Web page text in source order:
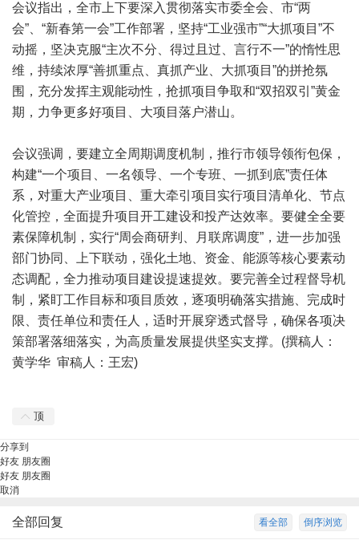
会议指出，全市上下要深入贯彻落实市委全会、市“两
会”、“新春第一会”工作部署，坚持“工业强市”“大抓项目”不
动摇，坚决克服“主次不分、得过且过、言行不一”的惰性思
维，持续浓厚“善抓重点、真抓产业、大抓项目”的拼抢氛
围，充分发挥主观能动性，抢抓项目争取和“双招双引”黄金
期，力争更多好项目、大项目落户潜山。
会议强调，要建立全周期调度机制，推行市领导领衔包保，
构建“一个项目、一名领导、一个专班、一抓到底”责任体
系，对重大产业项目、重大牵引项目实行项目清单化、节点
化管控，全面提升项目开工建设和投产达效率。要健全全要
素保障机制，实行“周会商研判、月联席调度”，进一步加强
部门协同、上下联动，强化土地、资金、能源等核心要素动
态调配，全力推动项目建设提速提效。要完善全过程督导机
制，紧盯工作目标和项目质效，逐项明确落实措施、完成时
限、责任单位和责任人，适时开展穿透式督导，确保各项决
策部署落细落实，为高质量发展提供坚实支撑。(撰稿人：
黄学华 审稿人：王宏)
顶
分享到
好友 朋友圈
好友 朋友圈
取消
倒序浏览
看全部
全部回复